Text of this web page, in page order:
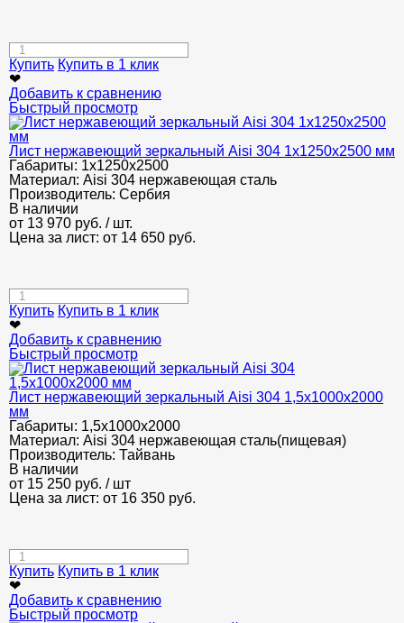
Купить Купить в 1 клик
❤
Добавить к сравнению
Быстрый просмотр
Лист нержавеющий зеркальный Aisi 304 1х1250х2500 мм
Габариты: 1х1250х2500
Материал: Aisi 304 нержавеющая сталь
Производитель: Сербия
В наличии
от 13 970 руб. / шт.
Цена за лист: от 14 650 руб.
Купить Купить в 1 клик
❤
Добавить к сравнению
Быстрый просмотр
Лист нержавеющий зеркальный Aisi 304 1,5х1000х2000
мм
Габариты: 1,5х1000х2000
Материал: Aisi 304 нержавеющая сталь(пищевая)
Производитель: Тайвань
В наличии
от 15 250 руб. / шт
Цена за лист: от 16 350 руб.
Купить Купить в 1 клик
❤
Добавить к сравнению
Быстрый просмотр